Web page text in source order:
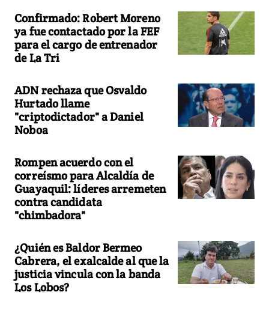
Confirmado: Robert Moreno
ya fue contactado por la FEF
para el cargo de entrenador
de La Tri
ADN rechaza que Osvaldo
Hurtado llame
"criptodictador" a Daniel
Noboa
Rompen acuerdo con el
correísmo para Alcaldía de
Guayaquil: líderes arremeten
contra candidata
"chimbadora"
¿Quién es Baldor Bermeo
Cabrera, el exalcalde al que la
justicia vincula con la banda
Los Lobos?